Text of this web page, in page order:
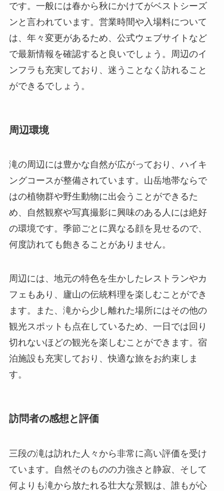
です。一般には春から秋にかけてがベストシーズ
ンと言われています。営業時間や入場料について
は、年々変更があるため、公式ウェブサイトなど
で最新情報を確認すると良いでしょう。周辺のイ
ンフラも充実しており、迷うことなく訪れること
ができるでしょう。
周辺環境
滝の周辺には豊かな自然が広がっており、ハイキ
ングコースが整備されています。山岳地帯ならで
はの植物群や野生動物に出会うことができるた
め、自然観察や写真撮影に興味のある人には絶好
の環境です。季節ごとに異なる顔を見せるので、
何度訪れても飽きることがありません。
周辺には、地元の特色を生かしたレストランやカ
フェもあり、廬山の伝統料理を楽しむことができ
ます。また、滝から少し離れた場所にはその他の
観光スポットも点在しているため、一日では回り
切れないほどの観光を楽しむことができます。宿
泊施設も充実しており、快適な旅をお約束しま
す。
訪問者の感想と評価
三段の滝は訪れた人々から非常に高い評価を受け
ています。自然そのものの力強さと静寂、そして
何よりも滝から放たれる壮大な景観は、誰もが心